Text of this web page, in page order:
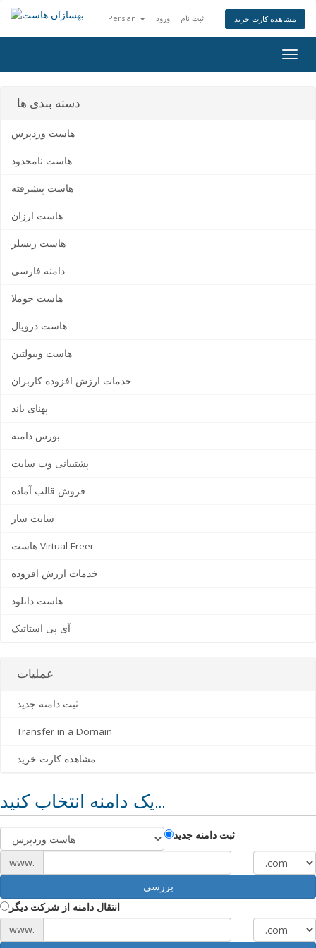
Persian ورود ثبت نام مشاهده کارت خرید
دسته بندی ها
هاست وردپرس
هاست نامحدود
هاست پیشرفته
هاست ارزان
هاست ریسلر
دامنه فارسی
هاست جوملا
هاست دروپال
هاست ویبولتین
خدمات ارزش افزوده کاربران
پهنای باند
بورس دامنه
پشتیبانی وب سایت
فروش قالب آماده
سایت ساز
هاست Virtual Freer
خدمات ارزش افزوده
هاست دانلود
آی پی استاتیک
عملیات
ثبت دامنه جدید
Transfer in a Domain
مشاهده کارت خرید
یک دامنه انتخاب کنید...
ثبت دامنه جدید
www.
بررسی
انتقال دامنه از شرکت دیگر
www.